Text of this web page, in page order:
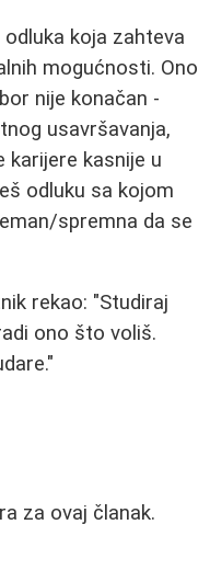
koja zahteva
mogućnosti. Ono
nije konačan -
usavršavanja,
karijere kasnije u
odluku sa kojom
spremna da se
rekao: "Studiraj
ono što voliš.
za ovaj članak.